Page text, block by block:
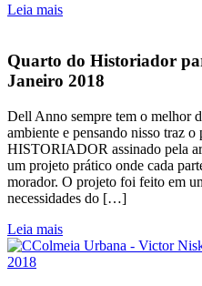
Leia mais
Quarto do Historiador
Janeiro 2018
Dell Anno sempre tem o melhor
ambiente e pensando nisso traz
HISTORIADOR assinado pela
um projeto prático onde cada
morador. O projeto foi feito em
necessidades do […]
Leia mais